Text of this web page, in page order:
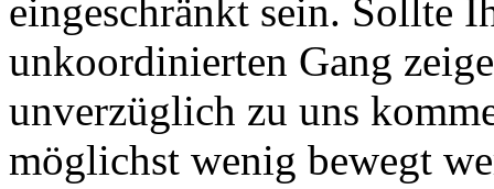
eingeschränkt sein. Sollte
unkoordinierten Gang
unverzüglich zu uns
möglichst wenig bewegt